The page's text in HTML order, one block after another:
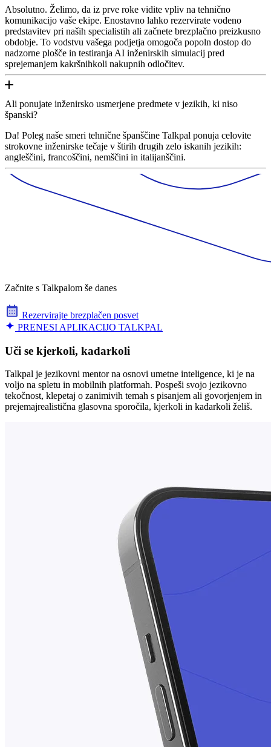
Absolutno. Želimo, da iz prve roke vidite vpliv na tehnično
komunikacijo vaše ekipe. Enostavno lahko rezervirate vodeno
predstavitev pri naših specialistih ali začnete brezplačno preizkusno
obdobje. To vodstvu vašega podjetja omogoča popoln dostop do
nadzorne plošče in testiranja AI inženirskih simulacij pred
sprejemanjem kakršnihkoli nakupnih odločitev.
Ali ponujate inženirsko usmerjene predmete v jezikih, ki niso
španski?
Da! Poleg naše smeri tehnične španščine Talkpal ponuja celovite
strokovne inženirske tečaje v štirih drugih zelo iskanih jezikih:
angleščini, francoščini, nemščini in italijanščini.
Začnite s Talkpalom še danes
Rezervirajte brezplačen posvet
PRENESI APLIKACIJO TALKPAL
Uči se kjerkoli, kadarkoli
Talkpal je jezikovni mentor na osnovi umetne inteligence, ki je na
voljo na spletu in mobilnih platformah. Pospeši svojo jezikovno
tekočnost, klepetaj o zanimivih temah s pisanjem ali govorjenjem in
prejemajrealistična glasovna sporočila, kjerkoli in kadarkoli želiš.